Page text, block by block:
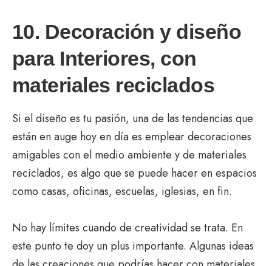
10. Decoración y diseño
para Interiores, con
materiales reciclados
Si el diseño es tu pasión, una de las tendencias que
están en auge hoy en día es emplear decoraciones
amigables con el medio ambiente y de materiales
reciclados, es algo que se puede hacer en espacios
como casas, oficinas, escuelas, iglesias, en fin.
No hay límites cuando de creatividad se trata. En
este punto te doy un plus importante. Algunas ideas